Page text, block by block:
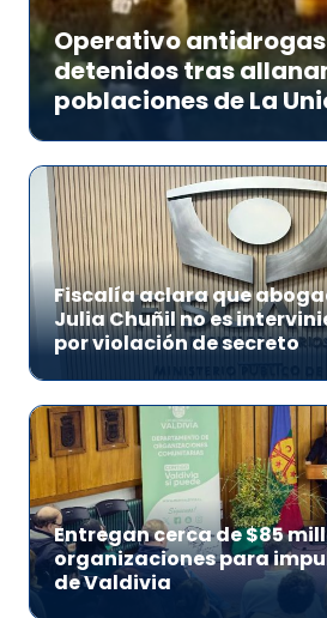
Operativo
detenidos tras
poblaciones de La
Fiscalía aclara que
Julia Chuñil no es
por violación de secreto
Entregan cerca de $85
organizaciones para
de Valdivia